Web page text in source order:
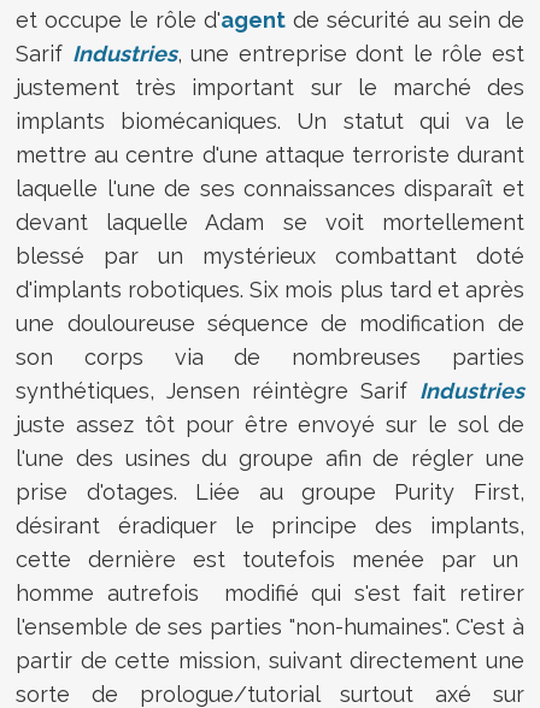
et occupe le rôle d'agent de sécurité au sein de
Sarif Industries, une entreprise dont le rôle est
justement très important sur le marché des
implants biomécaniques. Un statut qui va le
mettre au centre d'une attaque terroriste durant
laquelle l'une de ses connaissances disparaît et
devant laquelle Adam se voit mortellement
blessé par un mystérieux combattant doté
d'implants robotiques. Six mois plus tard et après
une douloureuse séquence de modification de
son corps via de nombreuses parties
synthétiques, Jensen réintègre Sarif Industries
juste assez tôt pour être envoyé sur le sol de
l'une des usines du groupe afin de régler une
prise d'otages. Liée au groupe Purity First,
désirant éradiquer le principe des implants,
cette dernière est toutefois menée par un
homme autrefois modifié qui s'est fait retirer
l'ensemble de ses parties "non-humaines". C'est à
partir de cette mission, suivant directement une
sorte de prologue/tutorial surtout axé sur